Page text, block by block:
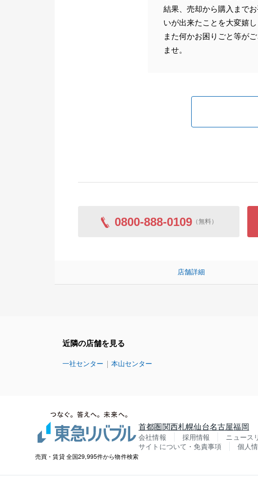
結果、売却から購入まで
いが出来たことを大変嬉し
また何かお困りごと等が
ませ。
0800-888-0109 （無料）
店舗詳細
近隣の店舗を見る
一社センター 本山センター
売買・賃貸 全国29,995件から物件検索
首都圏関西札幌仙台名古屋福岡
会社情報 採用情報 ニュース
サイトについて・免責事項
個人